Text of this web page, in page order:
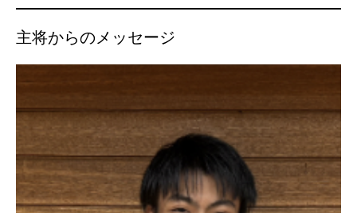
主将からのメッセージ